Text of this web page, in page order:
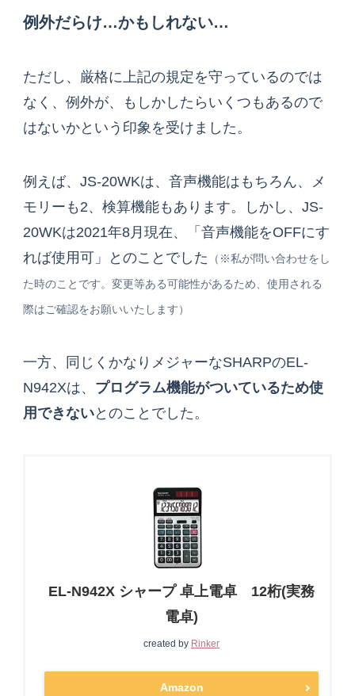
例外だらけ…かもしれない…
ただし、厳格に上記の規定を守っているのでは
なく、例外が、もしかしたらいくつもあるので
はないかという印象を受けました。
例えば、JS-20WKは、音声機能はもちろん、メ
モリーも2、検算機能もあります。しかし、JS-
20WKは2021年8月現在、「音声機能をOFFにす
れば使用可」とのことでした
（ ※私が問い合わせをし
た時のことです。変更等ある可能性があるため、使用される
際はご確認をお願いいたします）
一方、同じくかなりメジャーなSHARPのEL-
N942Xは、 プログラム機能がついているため使
用できないとのことでした。
EL-N942X シャープ 卓上電卓 12桁(実務
電卓)
created by Rinker
Amazon